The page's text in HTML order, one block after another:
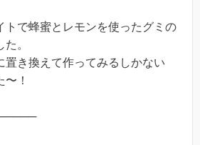
トで蜂蜜とレモンを使ったグミの
。
置き換えて作ってみるしかない
！